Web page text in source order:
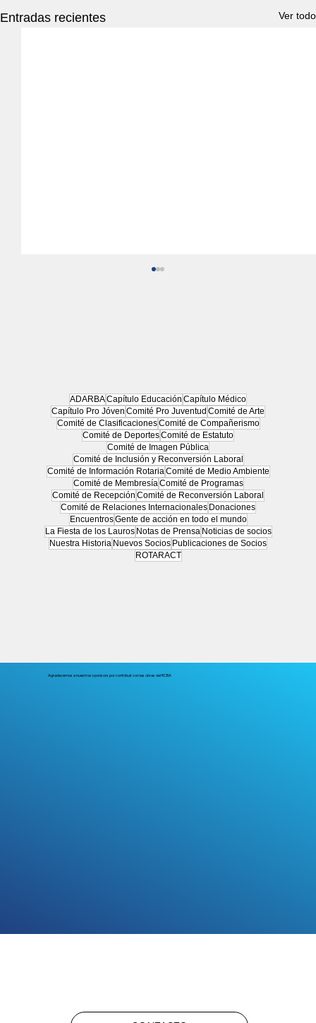
ADARBACapítulo Educación Capítulo Médico
Capítulo Pro Jóven Comité Pro Juventud Comité de Arte
Comité de ClasificacionesComité de Compañerismo
Comité de DeportesComité de Estatuto
Comité de Imagen Pública
Comité de Inclusión y Reconversión Laboral
Comité de Información RotariaComité de Medio Ambiente
Comité de MembresíaComité de Programas
Comité de Recepción Comité de Reconversión Laboral
Comité de Relaciones Internacionales Donaciones
EncuentrosGente de acción en todo el mundo
La Fiesta de los Lauros Notas de Prensa Noticias de socios
Nuestra Historia Nuevos Socios Publicaciones de Socios
ROTARACT
Entradas recientes Ver todo
Cena Gala Solidaria del Rotary Club de
Buenos Aires
Agradecemos a nuestros sponsors por contribuir con las obras del RCBA